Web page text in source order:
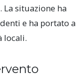
La situazione ha
e ha portato a
locali.